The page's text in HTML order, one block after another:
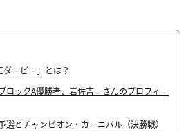
ダービー」とは？
ロックA優勝者、岩佐吉一さんのプロフィー
選とチャンピオン・カーニバル（決勝戦）